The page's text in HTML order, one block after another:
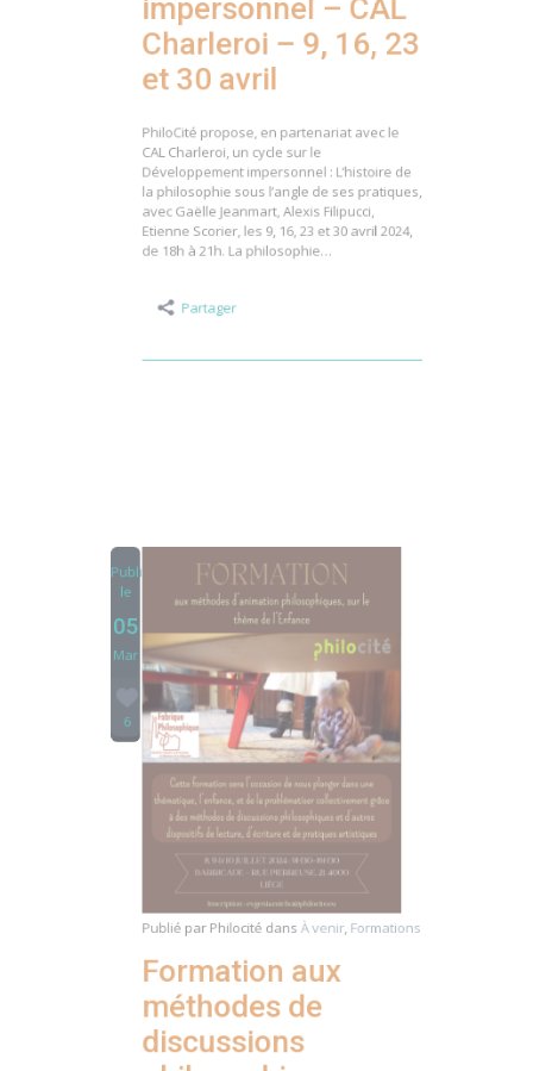
impersonnel – CAL
Charleroi – 9, 16, 23
et 30 avril
PhiloCité propose, en partenariat avec le
CAL Charleroi, un cycle sur le
Développement impersonnel : L’histoire de
la philosophie sous l’angle de ses pratiques,
avec Gaëlle Jeanmart, Alexis Filipucci,
Partager
05
Publié parPhilocitédansÀ venir,Formations
Formation aux
méthodes de
discussions